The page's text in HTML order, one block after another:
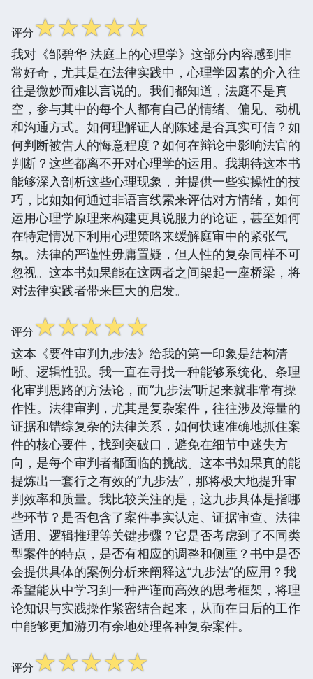
评分☆☆☆☆☆
我对《邹碧华 法庭上的心理学》这部分内容感到非
常好奇，尤其是在法律实践中，心理学因素的介入往
往是微妙而难以言说的。我们都知道，法庭不是真
空，参与其中的每个人都有自己的情绪、偏见、动机
和沟通方式。如何理解证人的陈述是否真实可信？如
何判断被告人的悔意程度？如何在辩论中影响法官的
判断？这些都离不开对心理学的运用。我期待这本书
能够深入剖析这些心理现象，并提供一些实操性的技
巧，比如如何通过非语言线索来评估对方情绪，如何
运用心理学原理来构建更具说服力的论证，甚至如何
在特定情况下利用心理策略来缓解庭审中的紧张气
氛。法律的严谨性毋庸置疑，但人性的复杂同样不可
忽视。这本书如果能在这两者之间架起一座桥梁，将
对法律实践者带来巨大的启发。
评分☆☆☆☆☆
这本《要件审判九步法》给我的第一印象是结构清
晰、逻辑性强。我一直在寻找一种能够系统化、条理
化审判思路的方法论，而“九步法”听起来就非常有操
作性。法律审判，尤其是复杂案件，往往涉及海量的
证据和错综复杂的法律关系，如何快速准确地抓住案
件的核心要件，找到突破口，避免在细节中迷失方
向，是每个审判者都面临的挑战。这本书如果真的能
提炼出一套行之有效的“九步法”，那将极大地提升审
判效率和质量。我比较关注的是，这九步具体是指哪
些环节？是否包含了案件事实认定、证据审查、法律
适用、逻辑推理等关键步骤？它是否考虑到了不同类
型案件的特点，是否有相应的调整和侧重？书中是否
会提供具体的案例分析来阐释这“九步法”的应用？我
希望能从中学习到一种严谨而高效的思考框架，将理
论知识与实践操作紧密结合起来，从而在日后的工作
中能够更加游刃有余地处理各种复杂案件。
评分☆☆☆☆☆